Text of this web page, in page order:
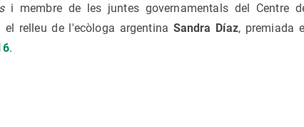
i membre de les juntes governamentals del Centre
el relleu de l'ecòloga argentina Sandra Díaz, premiada
.